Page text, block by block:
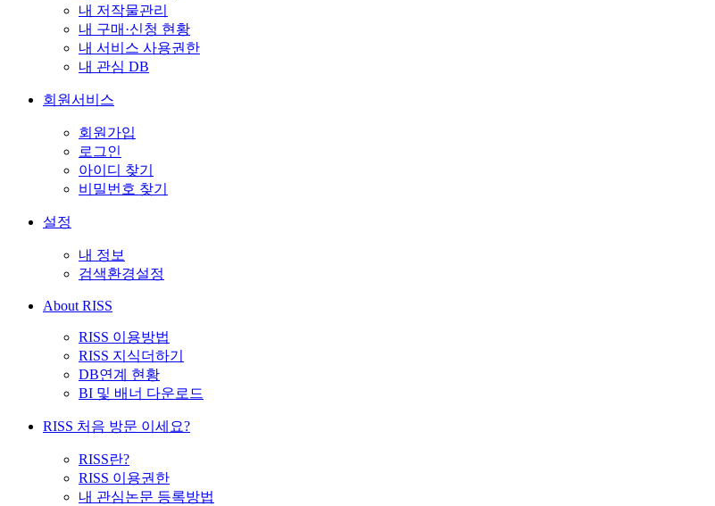
내 저작물관리
내 구매·신청 현황
내 서비스 사용권한
내 관심 DB
회원서비스
회원가입
로그인
아이디 찾기
비밀번호 찾기
설정
내 정보
검색환경설정
About RISS
RISS 이용방법
RISS 지식더하기
DB연계 현황
BI 및 배너 다운로드
RISS 처음 방문 이세요?
RISS란?
RISS 이용권한
내 관심논문 등록방법